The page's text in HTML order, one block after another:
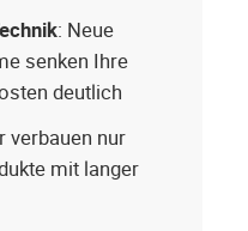
: Neue
senken Ihre
deutlich
verbauen nur
mit langer